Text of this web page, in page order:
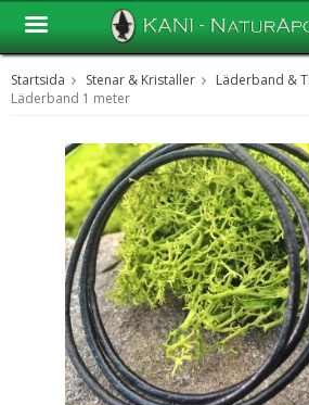
Produkten har blivit tillagd i
Startsida Stenar & Kristaller
Läderband &
Läderband 1 meter